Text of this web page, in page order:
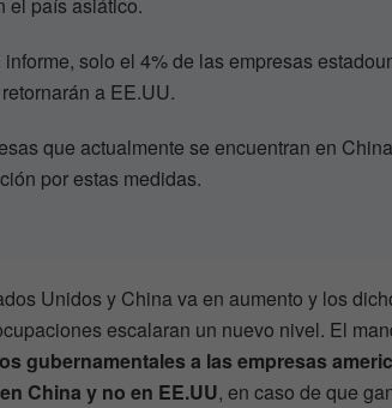
el país asiático.
informe, solo el 4% de las empresas
a EE.UU.
que actualmente se encuentran en
por estas medidas.
Unidos y China va en aumento y los
escalaran un nuevo nivel. El
gubernamentales a las empresas
China y no en EE.UU, en caso de que